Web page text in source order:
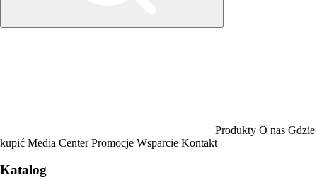
Produkty O nas Gdzie
kupić Media CenterPromocje Wsparcie Kontakt
Katalog